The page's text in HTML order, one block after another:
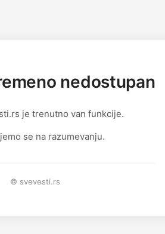
nedostupan
je trenutno van funkcije.
se na razumevanju.
© svevesti.rs